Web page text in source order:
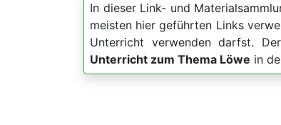
In dieser Link- und
meisten hier geführten Links
Unterricht verwenden darfst.
Unterricht zum Thema Löwe in